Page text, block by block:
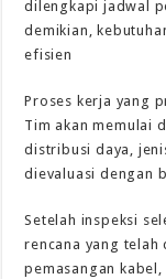
dilengkapi jadwal
demikian,
efisien
Proses kerja yang
Tim akan memulai
distribusi daya,
dievaluasi dengan
Setelah inspeksi
rencana yang telah
pemasangan